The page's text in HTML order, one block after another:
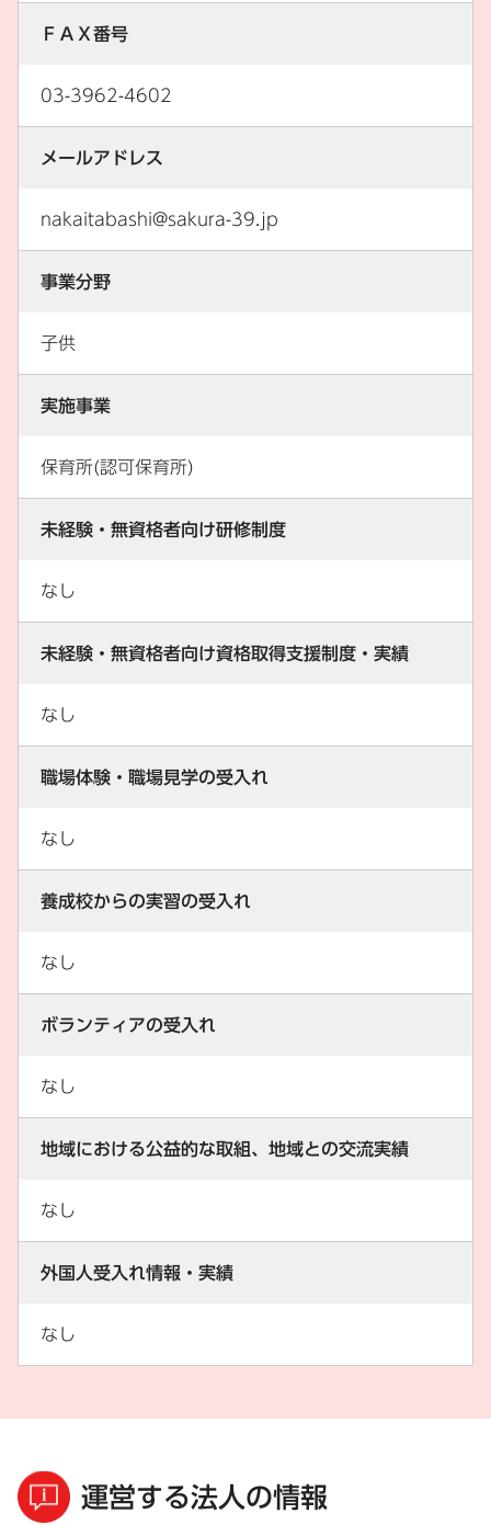
ＦＡＸ番号
03-3962-4602
メールアドレス
nakaitabashi@sakura-39.jp
事業分野
子供
実施事業
保育所(認可保育所)
未経験・無資格者向け研修制度
なし
未経験・無資格者向け資格取得支援制度・実績
なし
職場体験・職場見学の受入れ
なし
養成校からの実習の受入れ
なし
ボランティアの受入れ
なし
地域における公益的な取組、地域との交流実績
なし
外国人受入れ情報・実績
なし
運営する法人の情報